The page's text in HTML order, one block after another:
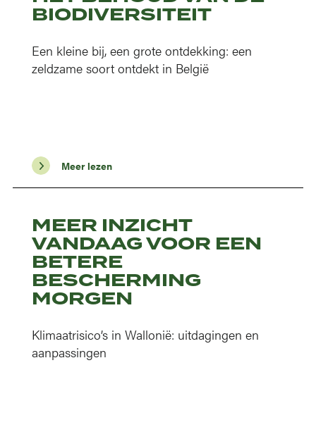
BIODIVERSITEIT
Een kleine bij, een grote ontdekking: een
zeldzame soort ontdekt in België
Meer lezen
MEER INZICHT
VANDAAG VOOR EEN
BETERE
BESCHERMING
MORGEN
Klimaatrisico’s in Wallonië: uitdagingen en
aanpassingen